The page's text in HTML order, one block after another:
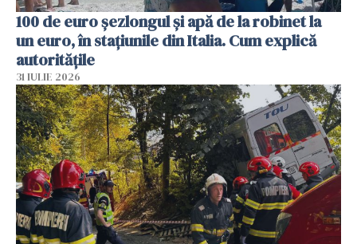
100 de euro șezlongul și apă de la robinet la
un euro, în stațiunile din Italia. Cum explică
autoritățile
31 IULIE 2026